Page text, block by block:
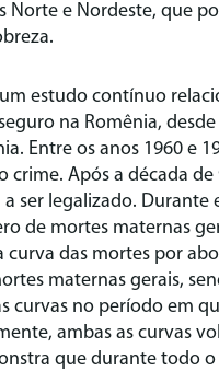
Norte e Nordeste, que
estudo contínuo
na Romênia,
Entre os anos 1960 e
crime. Após a década
ser legalizado. Durante
de mortes maternas
curva das mortes por
maternas gerais,
curvas no período em
ambas as curvas
que durante todo